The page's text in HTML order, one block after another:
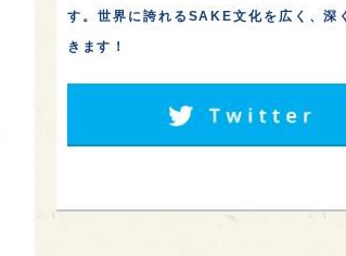
す。世界に誇れるSAKE文化を広く、深
きます！